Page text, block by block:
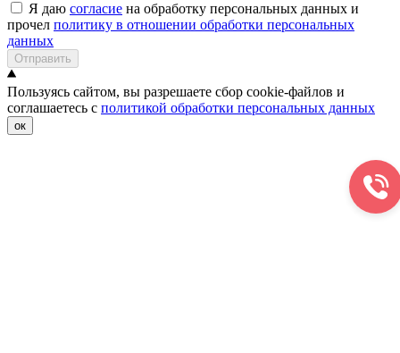
Я даю согласие на обработку персональных данных и
прочел политику в отношении обработки персональных
данных
Отправить
Пользуясь сайтом, вы разрешаете сбор cookie-файлов и
соглашаетесь с политикой обработки персональных данных
ок